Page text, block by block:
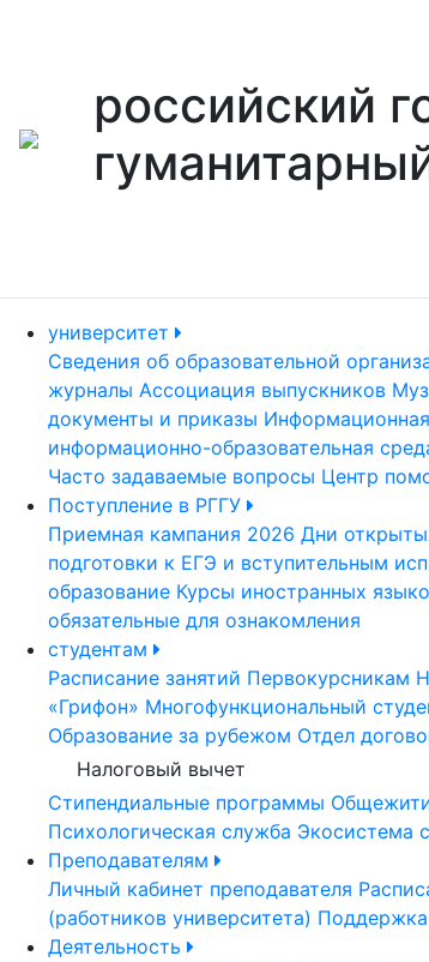
российский
университет
Сведения об образовательной
журналы Ассоциация выпускников
документы и приказы
информационно-образовательная
Часто задаваемые вопросы Центр
Поступление в РГГУ
Приемная кампания 2026 Дни
подготовки к ЕГЭ и вступительным
образование Курсы иностранных
обязательные для ознакомления
студентам
Расписание занятий Первокурсникам
«Грифон» Многофункциональный
Образование за рубежом Отдел
Налоговый вычет
Стипендиальные программы
Психологическая служба Экосистема
Преподавателям
Личный кабинет преподавателя
(работников университета) Поддержка
Деятельность